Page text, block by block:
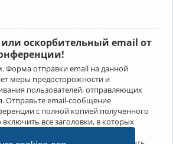
оскорбительный email от
Форма отправки email на данной
меры предосторожности и
пользователей, отправляющих
Отправьте email-сообщение
с полной копией полученного
все заголовки, в которых